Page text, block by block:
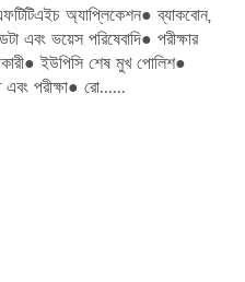
অ্যাপ্লিকেশন● ব্যাকবোন,
এবং ভয়েস পরিষেবাদি● পরীক্ষার
ইউপিসি শেষ মুখ পোলিশ●
পরীক্ষা● রো......